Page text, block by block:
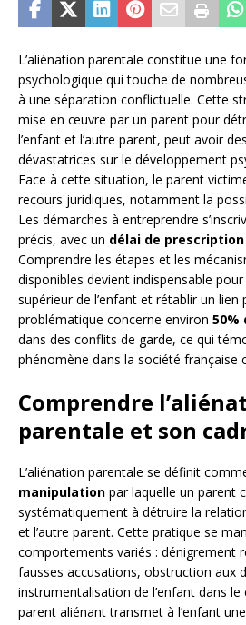
L’aliénation parentale constitue une
psychologique qui touche de
à une séparation conflictuelle. Cette
mise en œuvre par un parent pour
l’enfant et l’autre parent, peut avoir
dévastatrices sur le développement
Face à cette situation, le parent
recours juridiques, notamment la
Les démarches à entreprendre
précis, avec un délai de prescription
Comprendre les étapes et les
disponibles devient indispensable
supérieur de l’enfant et rétablir un lien
problématique concerne environ 50%
dans des conflits de garde, ce qui
phénomène dans la société française
Comprendre
parentale et son
L’aliénation parentale se définit
manipulation par laquelle un parent
systématiquement à détruire la
et l’autre parent. Cette pratique se
comportements variés : dénigrement
fausses accusations, obstruction aux
instrumentalisation de l’enfant dans
parent aliénant transmet à l’enfant